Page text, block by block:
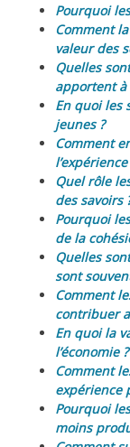
Pourquoi
Comment
valeur des
Quelles
apportent à
En quoi les
jeunes ?
Comment
Quel rôle
des savoirs
Pourquoi
de la
Quelles
sont
Comment
contribuer
En quoi la
l’économie ?
Comment
expérience
Pourquoi
moins